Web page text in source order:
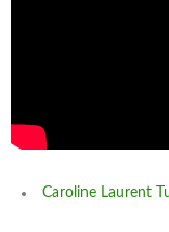
Caroline Laurent